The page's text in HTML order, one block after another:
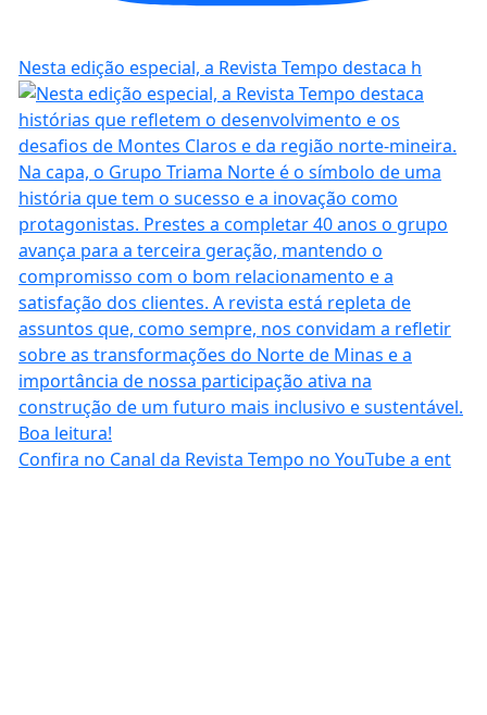
Nesta edição especial, a Revista Tempo destaca h
Confira no Canal da Revista Tempo no YouTube a ent